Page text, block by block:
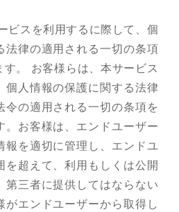
ビスを利用するに際して、個
法律の適用される一切の条項
す。 お客様らは、本サービス
個人情報の保護に関する法律
令の適用される一切の条項を
。お客様は、エンドユーザー
報を適切に管理し、エンドユ
を超えて、利用もしくは公開
第三者に提供してはならない
がエンドユーザーから取得し